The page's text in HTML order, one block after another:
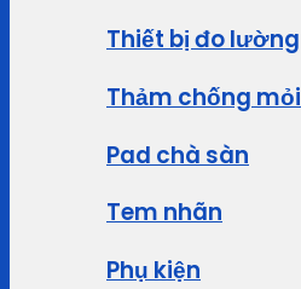
Thiết bị đo lường
Thảm chống mỏi
Pad chà sàn
Tem nhãn
Phụ kiện